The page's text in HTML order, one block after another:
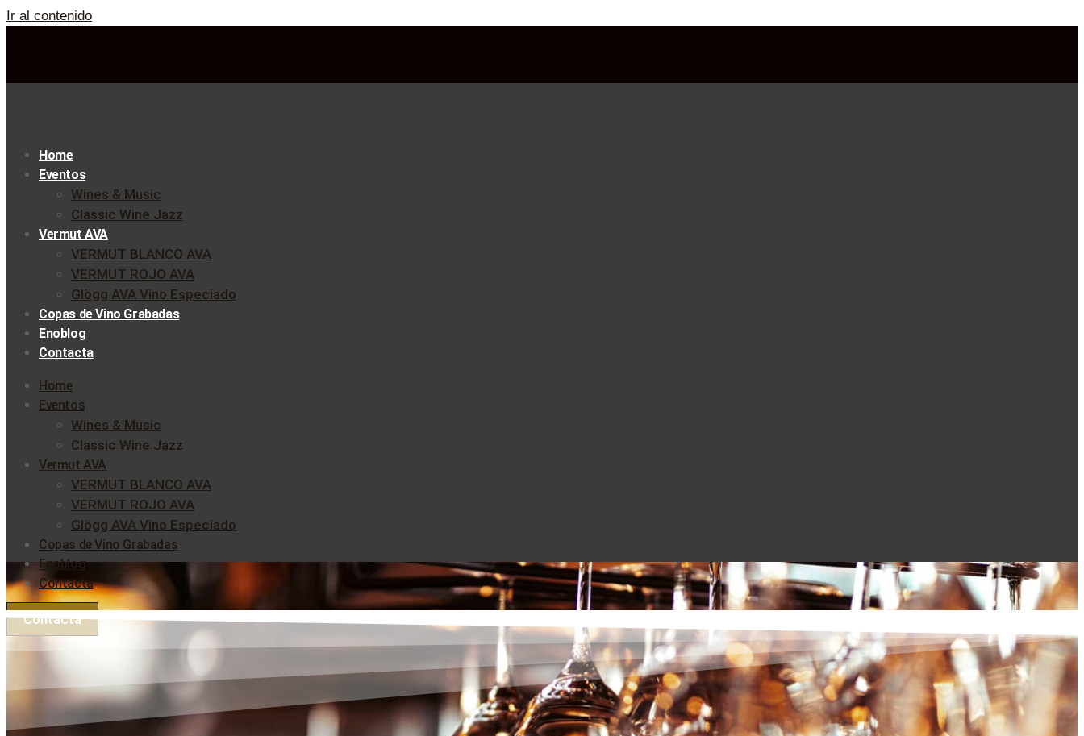
Ir al contenido
Home
Eventos
Wines & Music
Classic Wine Jazz
Vermut AVA
VERMUT BLANCO AVA
VERMUT ROJO AVA
Glögg AVA Vino Especiado
Copas de Vino Grabadas
Enoblog
Contacta
Home
Eventos
Wines & Music
Classic Wine Jazz
Vermut AVA
VERMUT BLANCO AVA
VERMUT ROJO AVA
Glögg AVA Vino Especiado
Copas de Vino Grabadas
Enoblog
Contacta
Contacta